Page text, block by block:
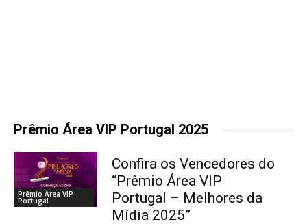
Prêmio Área VIP Portugal 2025
Prêmio Área VIP
Portugal
Confira os Vencedores do
“Prêmio Área VIP
Portugal – Melhores da
Mídia 2025”